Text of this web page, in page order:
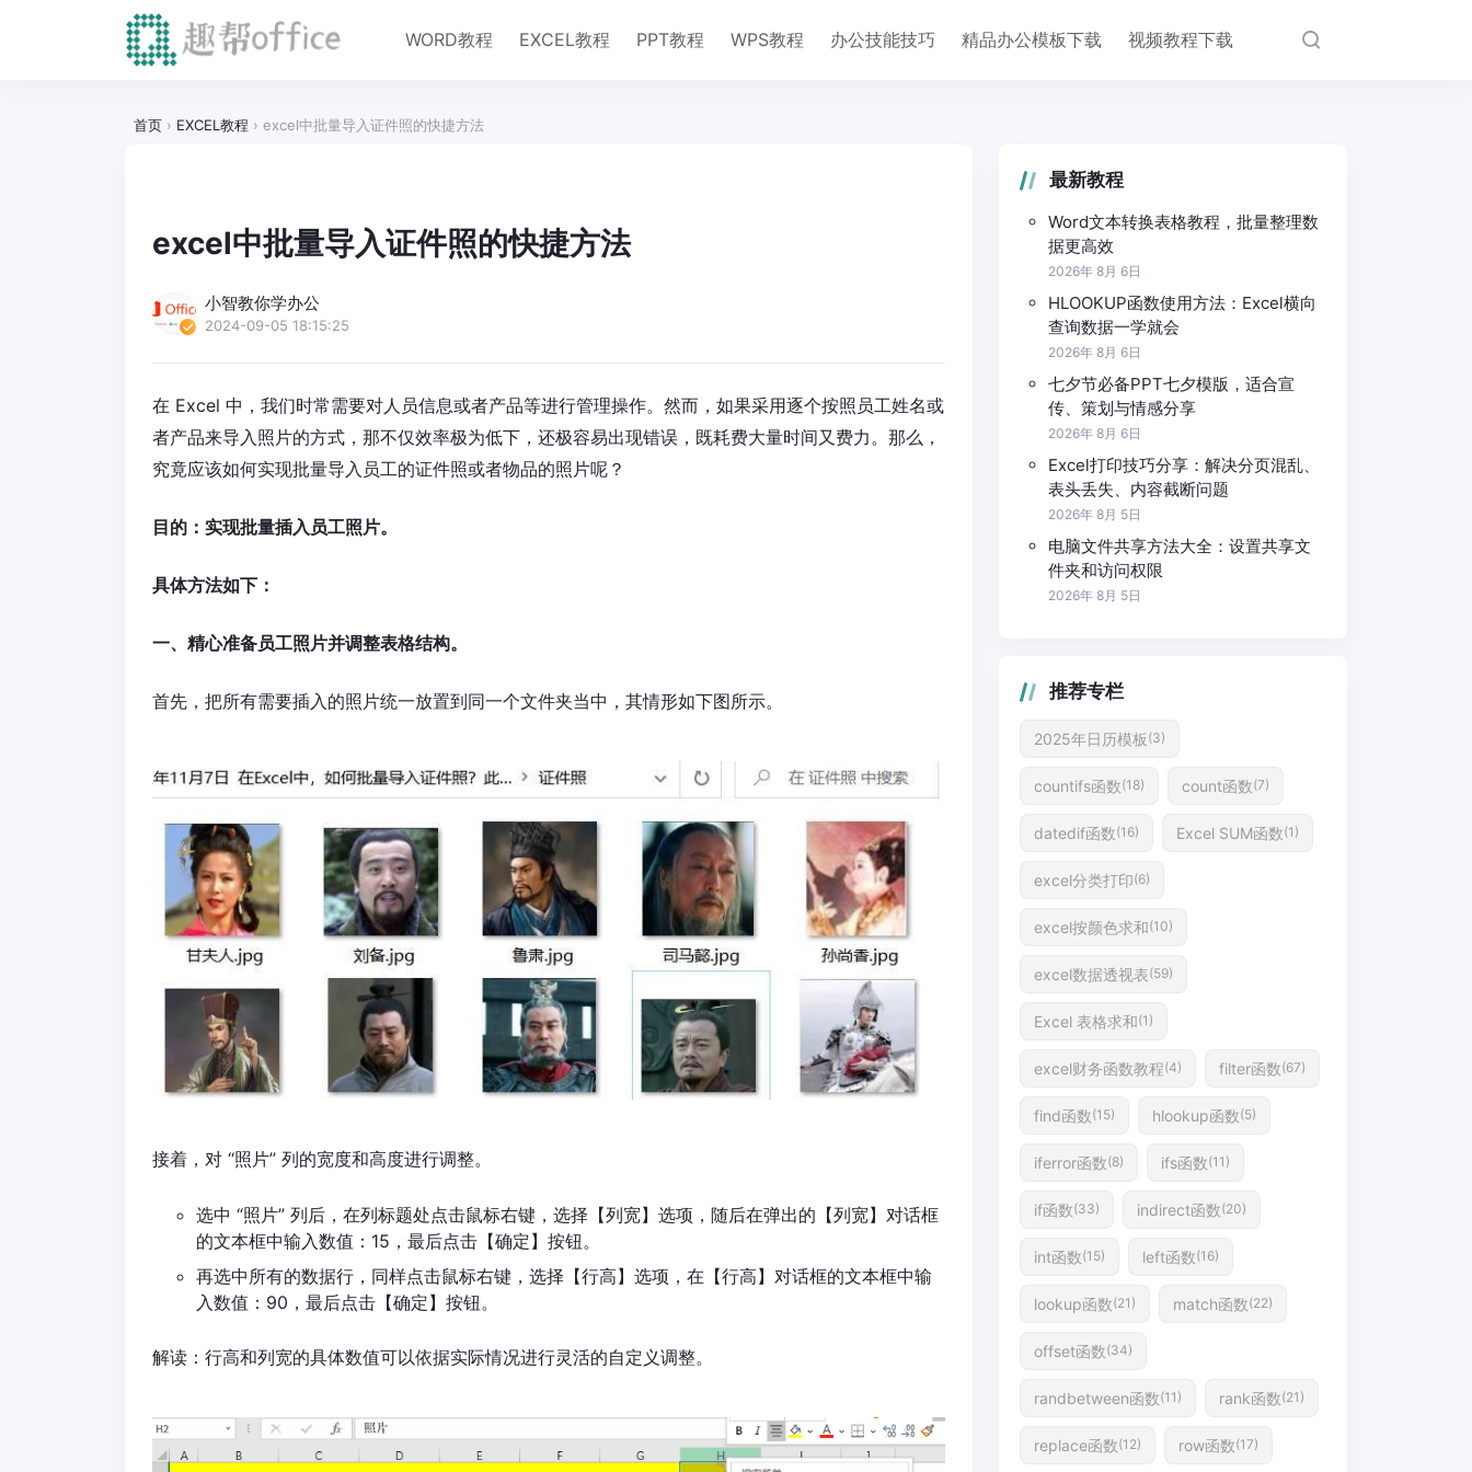
WORD教程 EXCEL教程 PPT教程 WPS教程 办公技能技巧 精品办公模板下载 视频教程下载
首页 › EXCEL教程 › excel中批量导入证件照的快捷方法
excel中批量导入证件照的快捷方法
小智教你学办公
2024-09-05 18:15:25
在 Excel 中，我们时常需要对人员信息或者产品等进行管理操作。然而，如果采用逐个按照员工姓名或
者产品来导入照片的方式，那不仅效率极为低下，还极容易出现错误，既耗费大量时间又费力。那么，
究竟应该如何实现批量导入员工的证件照或者物品的照片呢？
目的：实现批量插入员工照片。
具体方法如下：
一、精心准备员工照片并调整表格结构。
首先，把所有需要插入的照片统一放置到同一个文件夹当中，其情形如下图所示。
接着，对 “照片” 列的宽度和高度进行调整。
选中 “照片” 列后，在列标题处点击鼠标右键，选择【列宽】选项，随后在弹出的【列宽】对话框
的文本框中输入数值：15，最后点击【确定】按钮。
再选中所有的数据行，同样点击鼠标右键，选择【行高】选项，在【行高】对话框的文本框中输
入数值：90，最后点击【确定】按钮。
解读：行高和列宽的具体数值可以依据实际情况进行灵活的自定义调整。
最新教程
Word文本转换表格教程，批量整理数
据更高效
2026年 8月 6日
HLOOKUP函数使用方法：Excel横向
查询数据一学就会
2026年 8月 6日
七夕节必备PPT七夕模版，适合宣
传、策划与情感分享
2026年 8月 6日
Excel打印技巧分享：解决分页混乱、
表头丢失、内容截断问题
2026年 8月 5日
电脑文件共享方法大全：设置共享文
件夹和访问权限
2026年 8月 5日
推荐专栏
2025年日历模板 (3)
countifs函数(18) count函数(7)
datedif函数(16) Excel SUM函数(1)
excel分类打印(6)
excel按颜色求和(10)
excel数据透视表(59)
Excel 表格求和(1)
excel财务函数教程(4) filter函数(67)
find函数(15) hlookup函数(5)
iferror函数(8) ifs函数(11)
if函数(33) indirect函数(20)
int函数(15) left函数(16)
lookup函数(21) match函数(22)
offset函数(34)
randbetween函数(11) rank函数(21)
replace函数(12) row函数(17)